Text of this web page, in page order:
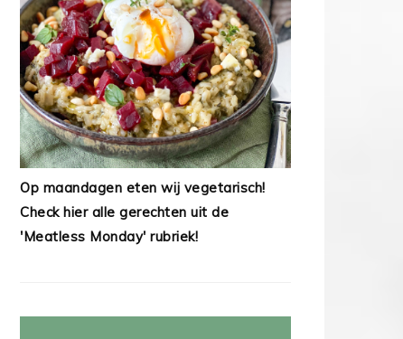
Op maandagen eten wij vegetarisch!
Check hier alle gerechten uit de
'Meatless Monday' rubriek!